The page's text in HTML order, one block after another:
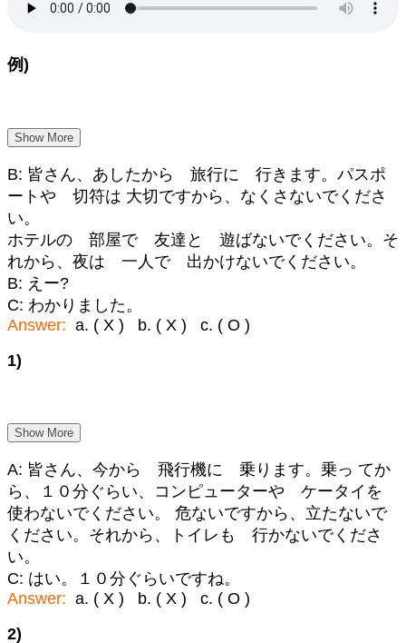
例)
Show More
B: 皆さん、あしたから 旅行に 行きます。パスポ
ートや 切符は 大切ですから、なくさないでくださ
い。
ホテルの 部屋で 友達と 遊ばないでください。そ
れから、夜は 一人で 出かけないでください。
B: えー?
C: わかりました。
Answer: a. ( X ) b. ( X ) c. ( O )
1)
Show More
A: 皆さん、今から 飛行機に 乗ります。乗っ てか
ら、１０分ぐらい、コンピューターや ケータイを
使わないでください。 危ないですから、立たないで
ください。それから、トイレも 行かないでくださ
い。
C: はい。１０分ぐらいですね。
Answer: a. ( X ) b. ( X ) c. ( O )
2)